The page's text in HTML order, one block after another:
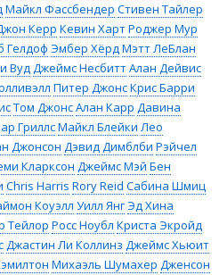
Майкл Фассбендер Стивен Тайлер
Керр Кевин ХартРоджер Мур
Гелдоф Эмбер ХёрдМэтт ЛеБлан
ВудДжеймс НесбиттАлан Дейвис
Питер ДжонсКрис Барри
Том ДжонсАлан Карр Давина
ГриллсМайкл Блейки Лео
Джонсон Дэвид Димблби Рэйчел
Кларксон Джеймс Мэй Бен
Chris Harris Rory Reid Сабина Шмиц
Коуэлл Уилл ЯнгЭд Хина
Тейлор Росс Ноубл Криста Экройд
Джастин Ли Коллинз Джеймс Хьюит
Михаэль Шумахер Дженсон